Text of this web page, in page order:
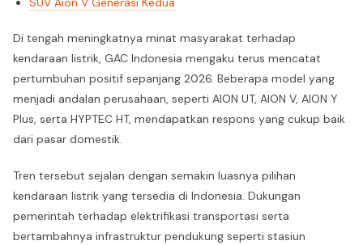
Di tengah meningkatnya minat masyarakat terhadap
kendaraan listrik, GAC Indonesia mengaku terus mencatat
pertumbuhan positif sepanjang 2026. Beberapa model yang
menjadi andalan perusahaan, seperti AION UT, AION V, AION Y
Plus, serta HYPTEC HT, mendapatkan respons yang cukup baik
dari pasar domestik.
Tren tersebut sejalan dengan semakin luasnya pilihan
kendaraan listrik yang tersedia di Indonesia. Dukungan
pemerintah terhadap elektrifikasi transportasi serta
bertambahnya infrastruktur pendukung seperti stasiun